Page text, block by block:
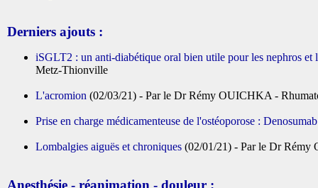
Derniers ajouts :
iSGLT2 : un anti-diabétique oral bien utile pour les nephros et
Metz-Thionville
L'acromion (02/03/21) - Par le Dr Rémy OUICHKA -
Prise en charge médicamenteuse de l'ostéoporose :
Lombalgies aiguës et chroniques (02/01/21) - Par le Dr
Anesthésie - réanimation - douleur :